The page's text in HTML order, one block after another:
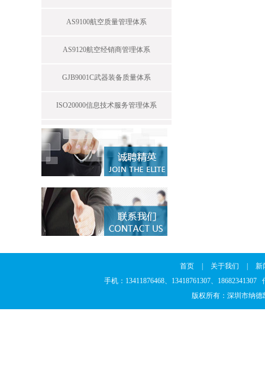
AS9100航空质量管理体系
AS9120航空经销商管理体系
GJB9001C武器装备质量体系
ISO20000信息技术服务管理体系
首页 关于我们
新
手机：13411876468、13418761307、
版权所有：深圳市纳